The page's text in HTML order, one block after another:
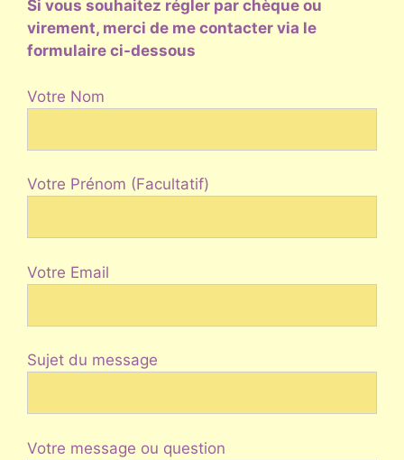
Si vous souhaitez régler par chèque ou
virement, merci de me contacter via le
formulaire ci-dessous
Votre Nom
Votre Prénom (Facultatif)
Votre Email
Sujet du message
Votre message ou question